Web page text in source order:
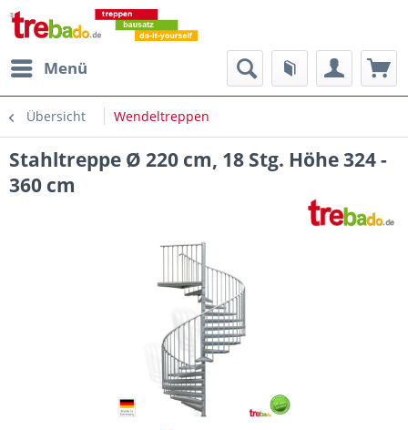
Menü
Übersicht Wendeltreppen
Stahltreppe Ø 220 cm, 18 Stg. Höhe 324 -
360 cm